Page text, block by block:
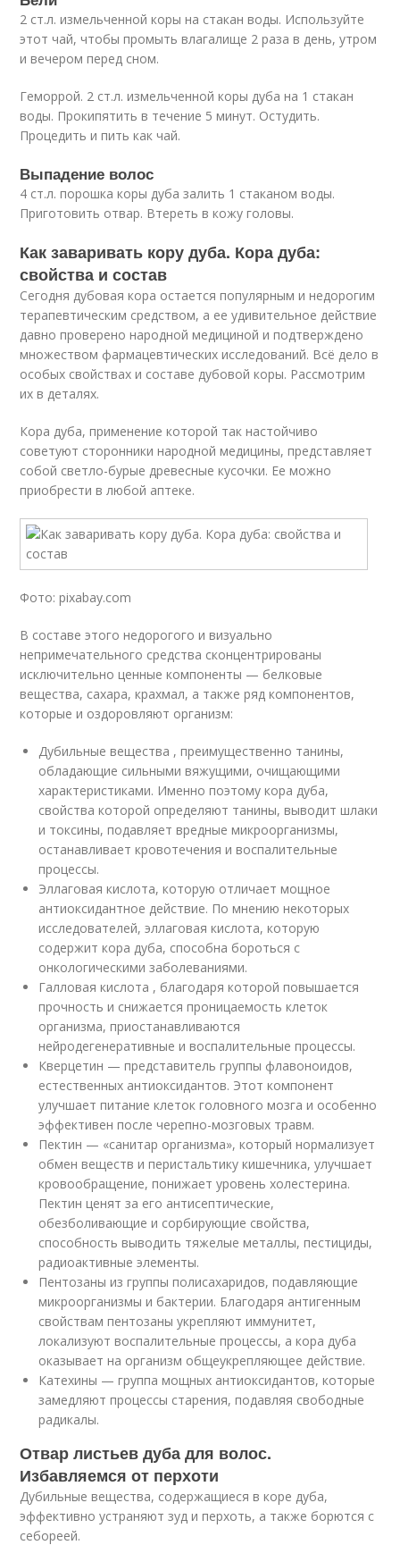
2 ст.л. измельченной коры на стакан воды. Используйте
этот чай, чтобы промыть влагалище 2 раза в день, утром
и вечером перед сном.
Геморрой. 2 ст.л. измельченной коры дуба на 1 стакан
воды. Прокипятить в течение 5 минут. Остудить.
Процедить и пить как чай.
Выпадение волос
4 ст.л. порошка коры дуба залить 1 стаканом воды.
Приготовить отвар. Втереть в кожу головы.
Как заваривать кору дуба. Кора дуба:
свойства и состав
Сегодня дубовая кора остается популярным и недорогим
терапевтическим средством, а ее удивительное действие
давно проверено народной медициной и подтверждено
множеством фармацевтических исследований. Всё дело в
особых свойствах и составе дубовой коры. Рассмотрим
их в деталях.
Кора дуба, применение которой так настойчиво
советуют сторонники народной медицины, представляет
собой светло-бурые древесные кусочки. Ее можно
приобрести в любой аптеке.
Фото: pixabay.com
В составе этого недорогого и визуально
непримечательного средства сконцентрированы
исключительно ценные компоненты — белковые
вещества, сахара, крахмал, а также ряд компонентов,
которые и оздоровляют организм:
Дубильные вещества , преимущественно танины,
обладающие сильными вяжущими, очищающими
характеристиками. Именно поэтому кора дуба,
свойства которой определяют танины, выводит шлаки
и токсины, подавляет вредные микроорганизмы,
останавливает кровотечения и воспалительные
процессы.
Эллаговая кислота, которую отличает мощное
антиоксидантное действие. По мнению некоторых
исследователей, эллаговая кислота, которую
содержит кора дуба, способна бороться с
онкологическими заболеваниями.
Галловая кислота , благодаря которой повышается
прочность и снижается проницаемость клеток
организма, приостанавливаются
нейродегенеративные и воспалительные процессы.
Кверцетин — представитель группы флавоноидов,
естественных антиоксидантов. Этот компонент
улучшает питание клеток головного мозга и особенно
эффективен после черепно-мозговых травм.
Пектин — «санитар организма», который нормализует
обмен веществ и перистальтику кишечника, улучшает
кровообращение, понижает уровень холестерина.
Пектин ценят за его антисептические,
обезболивающие и сорбирующие свойства,
способность выводить тяжелые металлы, пестициды,
радиоактивные элементы.
Пентозаны из группы полисахаридов, подавляющие
микроорганизмы и бактерии. Благодаря антигенным
свойствам пентозаны укрепляют иммунитет,
локализуют воспалительные процессы, а кора дуба
оказывает на организм общеукрепляющее действие.
Катехины — группа мощных антиоксидантов, которые
замедляют процессы старения, подавляя свободные
радикалы.
Отвар листьев дуба для волос.
Избавляемся от перхоти
Дубильные вещества, содержащиеся в коре дуба,
эффективно устраняют зуд и перхоть, а также борются с
себореей.